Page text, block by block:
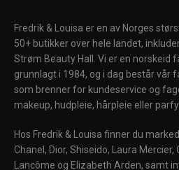
Fredrik & Louisa er en av Norges
50+ butikker over hele landet,
Strøm Beauty Hall. Vi er en norskeid
grunnlagt i 1984, og i dag består vår
som brenner for kundeservice og
makeup, hudpleie, hårpleie eller
Hos Fredrik & Louisa finner du
Chanel, Dior, Shiseido, Laura
Lancôme og Elizabeth Arden, samt